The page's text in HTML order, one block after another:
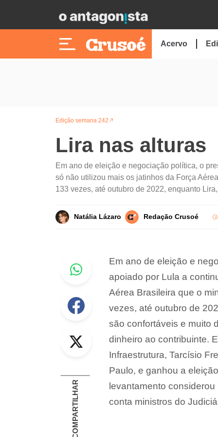
Acervo
Edição semana 242
Lira nas alturas
Em ano de eleição e negociação política, o
só não utilizou mais os jatinhos da Força
133 vezes, até outubro de 2022, enquanto
Natália Lázaro Redação Crusoé
Whastapp
Facebook
COMPARTILHAR
Em ano de eleição e
apoiado por Lula a
Aérea Brasileira que o
vezes, até outubro de
são confortáveis e muito
dinheiro ao contribuinte.
Infraestrutura, Tarcísio
Paulo, e ganhou a
levantamento
conta ministros do